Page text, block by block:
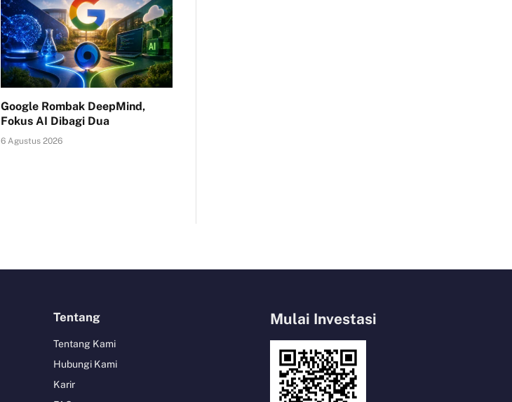
Google Rombak DeepMind,
Fokus AI Dibagi Dua
6 Agustus 2026
Tentang
Tentang Kami
Hubungi Kami
Karir
Mulai Investasi